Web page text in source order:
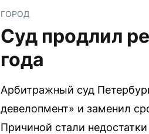
ГОРОД
Суд продлил
года
Арбитражный суд
девелопмент» и заменил
Причиной стали